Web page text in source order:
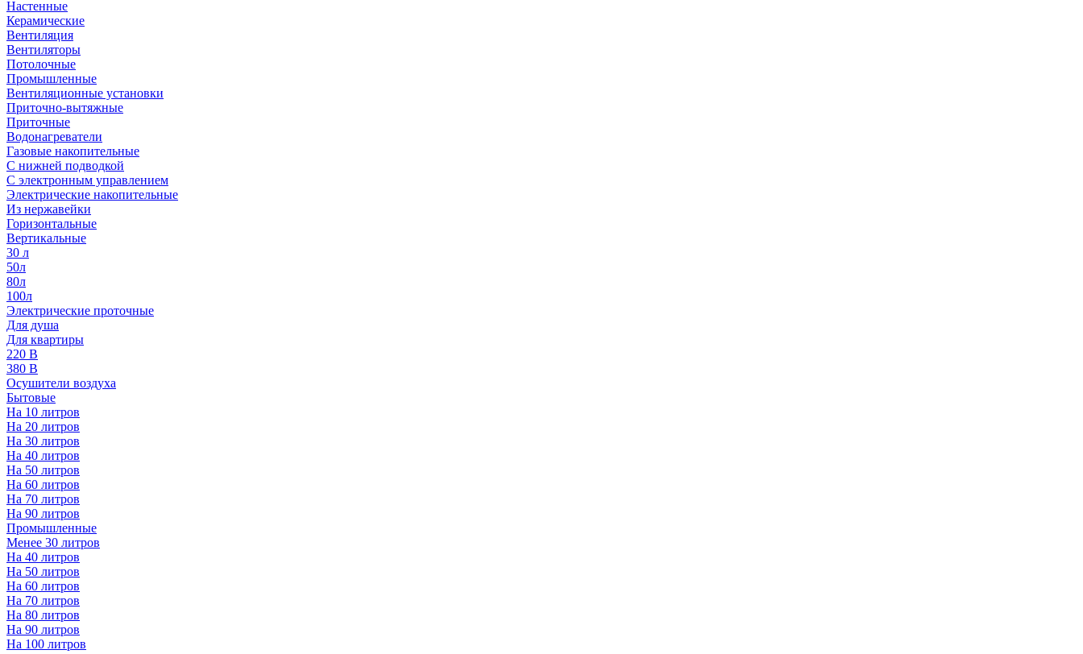
Настенные
Керамические
Вентиляция
Вентиляторы
Потолочные
Промышленные
Вентиляционные установки
Приточно-вытяжные
Приточные
Водонагреватели
Газовые накопительные
С нижней подводкой
С электронным управлением
Электрические накопительные
Из нержавейки
Горизонтальные
Вертикальные
30 л
50л
80л
100л
Электрические проточные
Для душа
Для квартиры
220 В
380 В
Осушители воздуха
Бытовые
На 10 литров
На 20 литров
На 30 литров
На 40 литров
На 50 литров
На 60 литров
На 70 литров
На 90 литров
Промышленные
Менее 30 литров
На 40 литров
На 50 литров
На 60 литров
На 70 литров
На 80 литров
На 90 литров
На 100 литров